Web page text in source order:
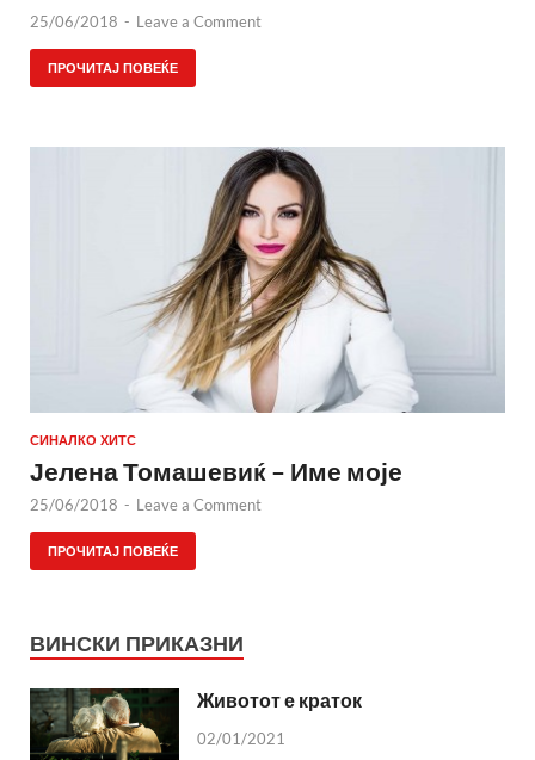
25/06/2018 - Leave a Comment
ПРОЧИТАЈ ПОВЕЌЕ
СИНАЛКО ХИТС
Јелена Томашевиќ – Име моје
25/06/2018 - Leave a Comment
ПРОЧИТАЈ ПОВЕЌЕ
ВИНСКИ ПРИКАЗНИ
Животот е краток
02/01/2021